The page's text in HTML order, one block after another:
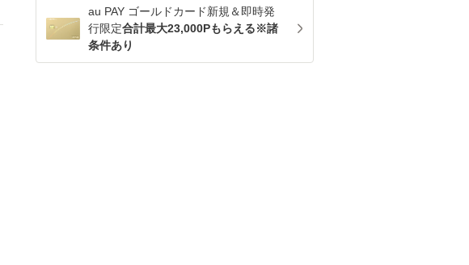
au PAY ゴールドカード新規＆即時発
行限定合計最大23,000Pもらえる※諸
条件あり